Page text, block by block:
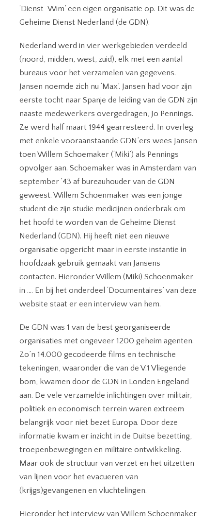
‘Dienst-Wim’ een eigen organisatie op. Dit was de
Geheime Dienst Nederland (de GDN).
Nederland werd in vier werkgebieden verdeeld
(noord, midden, west, zuid), elk met een aantal
bureaus voor het verzamelen van gegevens.
Jansen noemde zich nu ‘Max’. Jansen had voor zijn
eerste tocht naar Spanje de leiding van de GDN zijn
naaste medewerkers overgedragen, Jo Pennings.
Ze werd half maart 1944 gearresteerd. In overleg
met enkele vooraanstaande GDN’ers wees Jansen
toen Willem Schoemaker (‘Miki’) als Pennings
opvolger aan. Schoemaker was in Amsterdam van
september ’43 af bureauhouder van de GDN
geweest. Willem Schoenmaker was een jonge
student die zijn studie medicijnen onderbrak om
het hoofd te worden van de Geheime Dienst
Nederland (GDN). Hij heeft niet een nieuwe
organisatie opgericht maar in eerste instantie in
hoofdzaak gebruik gemaakt van Jansens
contacten. Hieronder Willem (Miki) Schoenmaker
in …. En bij het onderdeel ‘Documentaires’ van deze
website staat er een interview van hem.
De GDN was 1 van de best georganiseerde
organisaties met ongeveer 1200 geheim agenten.
Zo’n 14.000 gecodeerde films en technische
tekeningen, waaronder die van de V.1 Vliegende
bom, kwamen door de GDN in Londen Engeland
aan. De vele verzamelde inlichtingen over militair,
politiek en economisch terrein waren extreem
belangrijk voor niet bezet Europa. Door deze
informatie kwam er inzicht in de Duitse bezetting,
troepenbewegingen en militaire ontwikkeling.
Maar ook de structuur van verzet en het uitzetten
van lijnen voor het evacueren van
(krijgs)gevangenen en vluchtelingen.
Hieronder het interview van Willem Schoenmaker